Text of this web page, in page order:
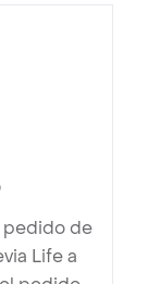
pedido de
Life a